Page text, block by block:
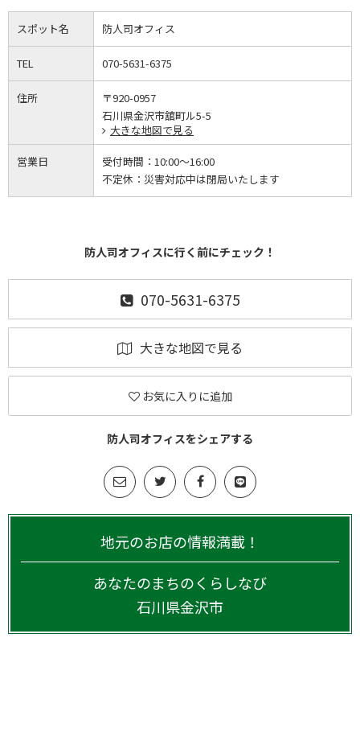
スポット名 防人司オフィス
TEL 070-5631-6375
住所
〒920-0957
石川県金沢市舘町ル5-5
大きな地図で見る
営業日 受付時間： 10:00～16:00
不定休： 災害対応中は閉局いたします
防人司オフィスに行く前にチェック！
070-5631-6375
大きな地図で見る
お気に入りに追加
防人司オフィスをシェアする
地元のお店の情報満載！
あなたのまちのくらしなび
石川県金沢市